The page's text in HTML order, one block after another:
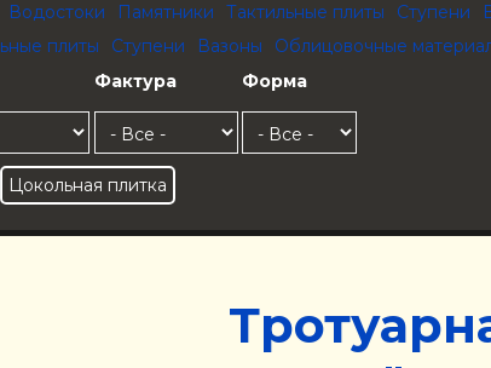
Водостоки Памятники Тактильные плиты Ступени
плиты Ступени Вазоны
Облицовочные
Фактура Форма
Цокольная плитка